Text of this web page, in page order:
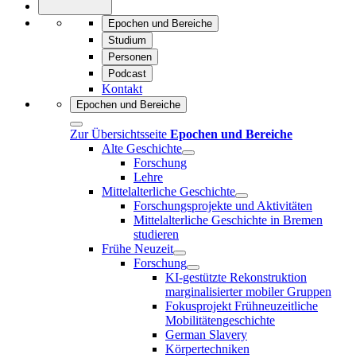
Epochen und Bereiche
Studium
Personen
Podcast
Kontakt
Epochen und Bereiche
Zur Übersichtsseite Epochen und Bereiche
Alte Geschichte
Forschung
Lehre
Mittelalterliche Geschichte
Forschungsprojekte und Aktivitäten
Mittelalterliche Geschichte in Bremen
studieren
Frühe Neuzeit
Forschung
KI-gestützte Rekonstruktion
marginalisierter mobiler Gruppen
Fokusprojekt Frühneuzeitliche
Mobilitätengeschichte
German Slavery
Körpertechniken